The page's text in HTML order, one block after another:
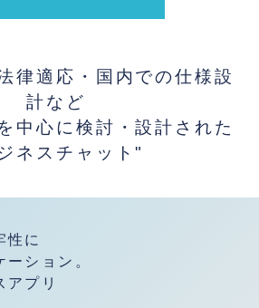
律適応・国内での仕様設
計など
中心に検討・設計された
ネスチャット"
性に
ーション。
アプリ